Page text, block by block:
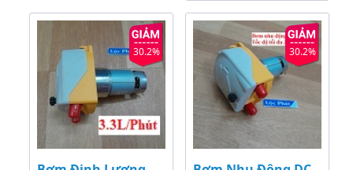
30.2% 30.2%